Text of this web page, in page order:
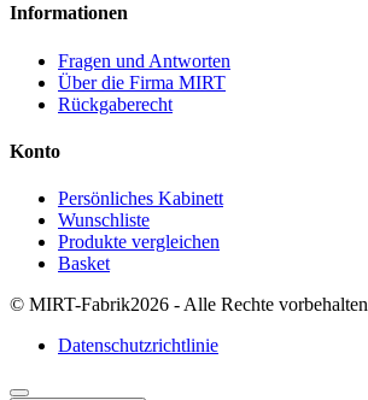
Informationen
Fragen und Antworten
Über die Firma MIRT
Rückgaberecht
Konto
Persönliches Kabinett
Wunschliste
Produkte vergleichen
Basket
© MIRT-Fabrik2026 - Alle Rechte vorbehalten
Datenschutzrichtlinie